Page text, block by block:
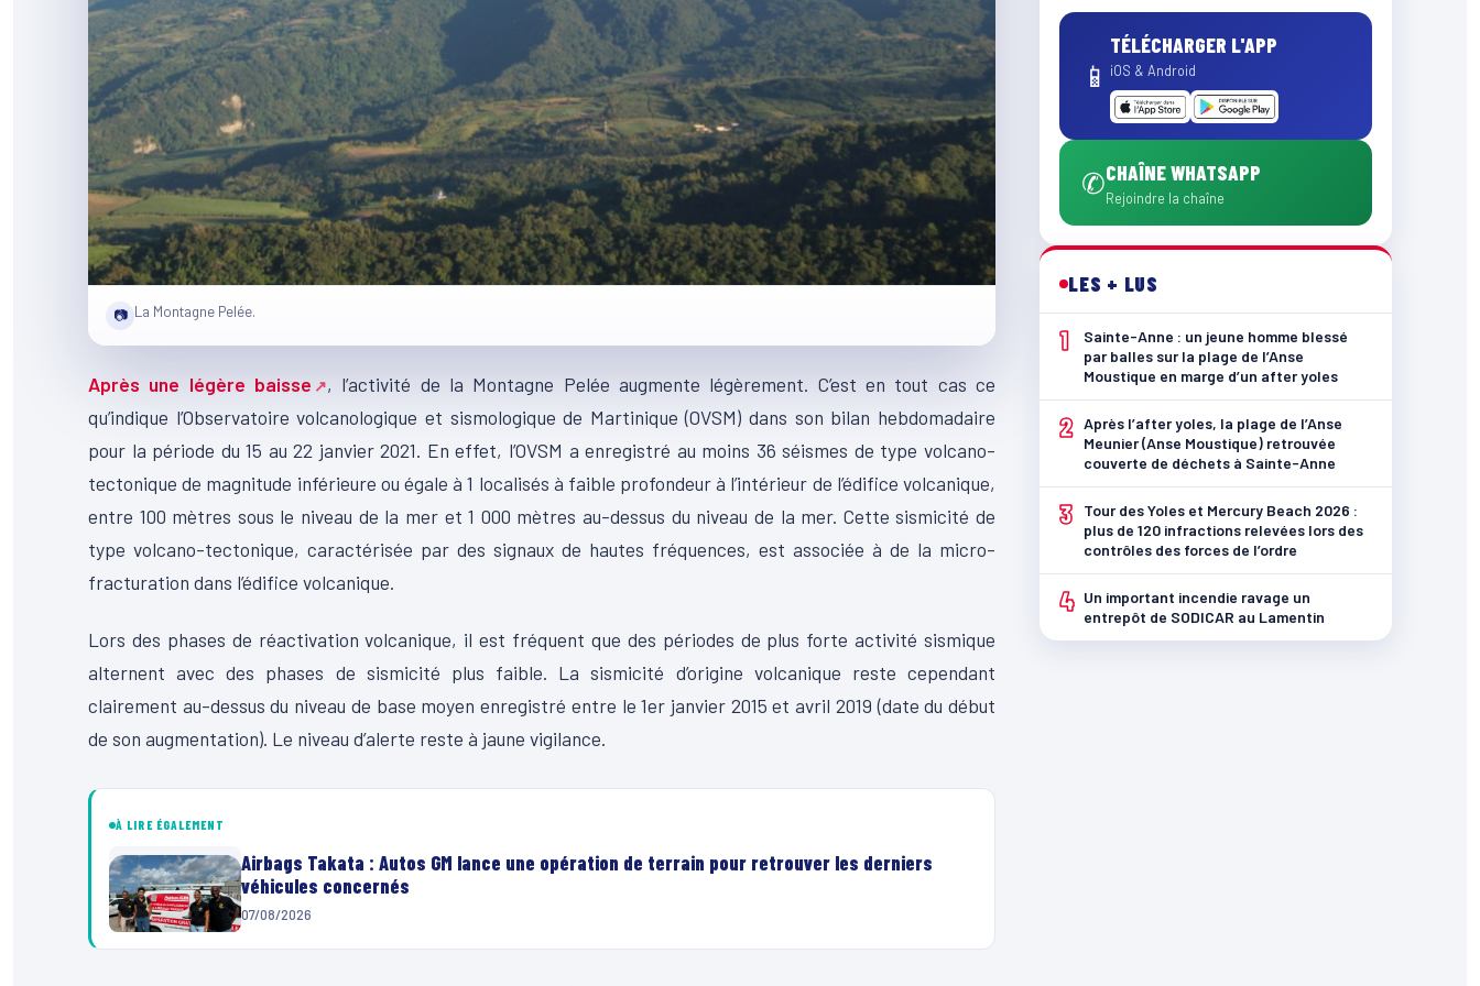
📷 La Montagne Pelée.
Après une légère baisse
, l’activité de la Montagne Pelée augmente légèrement. C’est en tout cas ce
qu’indique l’Observatoire volcanologique et sismologique de Martinique (OVSM) dans son bilan hebdomadaire
pour la période du 15 au 22 janvier 2021. En effet, l’OVSM a enregistré au moins 36 séismes de type volcano-
tectonique de magnitude inférieure ou égale à 1 localisés à faible profondeur à l’intérieur de l’édifice volcanique,
entre 100 mètres sous le niveau de la mer et 1 000 mètres au-dessus du niveau de la mer. Cette sismicité de
type volcano-tectonique, caractérisée par des signaux de hautes fréquences, est associée à de la micro-
fracturation dans l’édifice volcanique.
Lors des phases de réactivation volcanique, il est fréquent que des périodes de plus forte activité sismique
alternent avec des phases de sismicité plus faible. La sismicité d’origine volcanique reste cependant
clairement au-dessus du niveau de base moyen enregistré entre le 1er janvier 2015 et avril 2019 (date du début
de son augmentation). Le niveau d’alerte reste à jaune vigilance.
À LIRE ÉGALEMENT
Airbags Takata : Autos GM lance une opération de terrain pour retrouver les derniers
véhicules concernés
07/08/2026
📱
TÉLÉCHARGER L'APP
iOS & Android
✆CHAÎNE WHATSAPP
Rejoindre la chaîne
LES + LUS
1
Sainte-Anne : un jeune homme blessé
par balles sur la plage de l’Anse
Moustique en marge d’un after yoles
2 Après l’after yoles, la plage de l’Anse
Meunier (Anse Moustique) retrouvée
couverte de déchets à Sainte-Anne
3
Tour des Yoles et Mercury Beach 2026 :
plus de 120 infractions relevées lors des
contrôles des forces de l’ordre
4 Un important incendie ravage un
entrepôt de SODICAR au Lamentin